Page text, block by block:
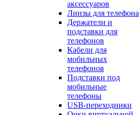
аксессуаров
Линзы для телефона
Держатели и
подставки для
телефонов
Кабели для
мобильных
телефонов
Подставки под
мобильные
телефоны
USB-переходники